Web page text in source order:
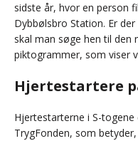
sidste år, hvor en person
Dybbølsbro Station. Er
skal man søge hen til
piktogrammer, som viser
Hjertestartere
Hjertestarterne i S-
TrygFonden, som